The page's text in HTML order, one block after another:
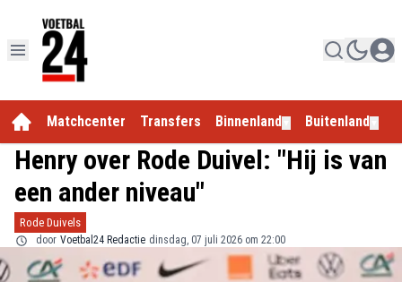
Matchcenter Transfers Binnenland Buitenland
Henry over Rode Duivel: "Hij is van
een ander niveau"
Rode Duivels
door Voetbal24 Redactie dinsdag, 07 juli 2026 om 22:00